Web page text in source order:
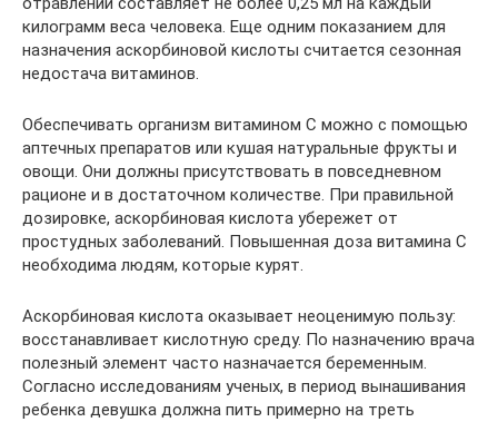
килограмм веса человека. Еще одним показанием для
назначения аскорбиновой кислоты считается сезонная
недостача витаминов.
Обеспечивать организм витамином С можно с помощью
аптечных препаратов или кушая натуральные фрукты и
овощи. Они должны присутствовать в повседневном
рационе и в достаточном количестве. При правильной
дозировке, аскорбиновая кислота убережет от
простудных заболеваний. Повышенная доза витамина С
необходима людям, которые курят.
Аскорбиновая кислота оказывает неоценимую пользу:
восстанавливает кислотную среду. По назначению врача
полезный элемент часто назначается беременным.
Согласно исследованиям ученых, в период вынашивания
ребенка девушка должна пить примерно на треть